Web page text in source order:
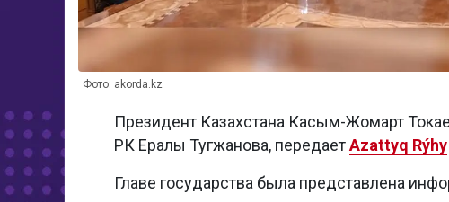
Фото: akorda.kz
Президент Казахстана Касым-Жомарт
РК Ералы Тугжанова, передаетAzattyq Rýhy
Главе государства была представлена